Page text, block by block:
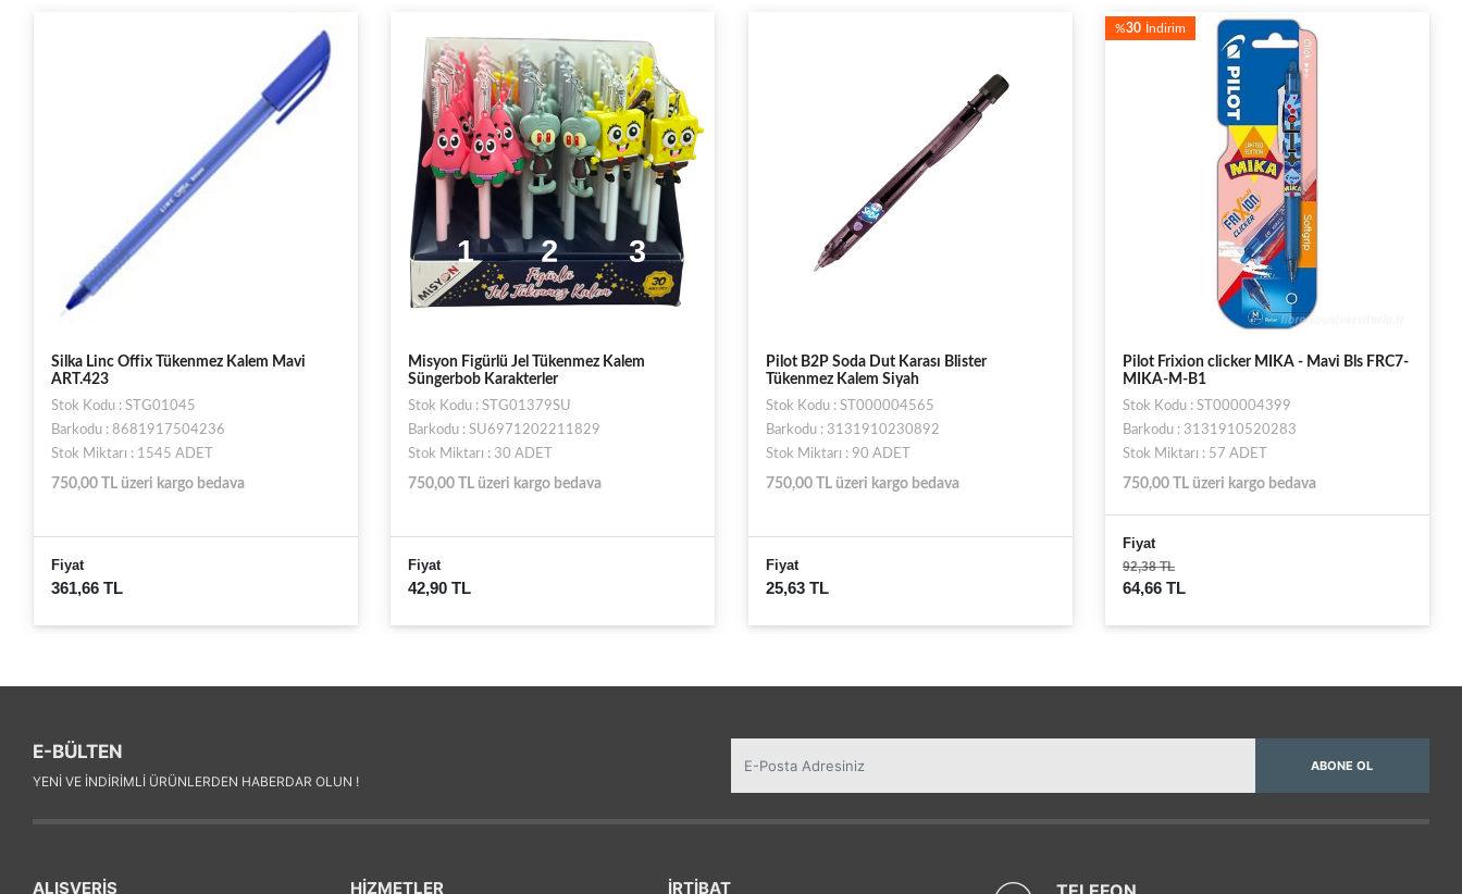
Silka Linc Offix Tükenmez Kalem Mavi
ART.423
Stok Kodu : STG01045
Barkodu : 8681917504236
Stok Miktarı : 1545 ADET
750,00 TL üzeri kargo bedava
Fiyat
361,66 TL
Misyon Figürlü Jel Tükenmez Kalem
Süngerbob Karakterler
Stok Kodu : STG01379SU
Barkodu : SU6971202211829
Stok Miktarı : 30 ADET
750,00 TL üzeri kargo bedava
Fiyat
42,90 TL
Pilot B2P Soda Dut Karası Blister
Tükenmez Kalem Siyah
Stok Kodu : ST000004565
Barkodu : 3131910230892
Stok Miktarı : 90 ADET
750,00 TL üzeri kargo bedava
Fiyat
25,63 TL
%30 İndirim
Pilot Frixion clicker MIKA - Mavi Bls FRC7-
MIKA-M-B1
Stok Kodu : ST000004399
Barkodu : 3131910520283
Stok Miktarı : 57 ADET
750,00 TL üzeri kargo bedava
Fiyat
92,38 TL
64,66 TL
E-BÜLTEN
YENI VE INDIRIMLI ÜRÜNLERDEN HABERDAR OLUN !
ABONE OL
ALIŞVERİŞ HİZMETLER İRTİBAT